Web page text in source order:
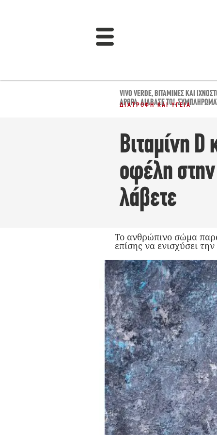
VIVO VERDE,ΒΙΤΑΜΊΝΕΣ ΚΑΙ
ΆΡΘΡΑ,ΔΙΆΒΑΣΈ ΤΟ!,
ΔΙΑΤΡΟΦΉ ΚΑΙ ΥΓΕΊΑ
Βιταμίνη D
οφέλη στην
λάβετε
To ανθρώπινο σώμα
επίσης να ενισχύσει